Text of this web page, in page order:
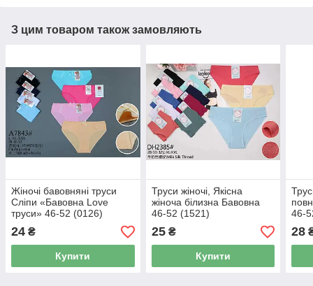
З цим товаром також замовляють
Жіночі бавовняні труси
Сліпи «Бавовна Love
труси» 46-52 (0126)
24 ₴
Купити
Труси жіночі, Якісна
жіноча білизна Бавовна
46-52 (1521)
25₴
Купити
46-
28